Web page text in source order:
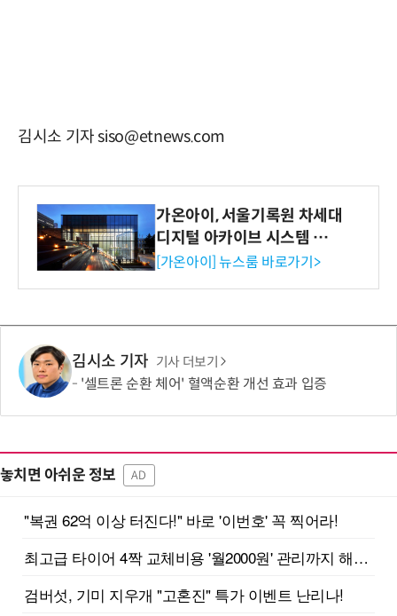
김시소 기자 siso@etnews.com
가온아이, 서울기록원 차세대
디지털 아카이브 시스템 구축
수행
[가온아이] 뉴스룸 바로가기>
김시소 기자 기사 더보기
'셀트론 순환 체어' 혈액순환 개선 효과 입증
놓치면 아쉬운 정보 AD